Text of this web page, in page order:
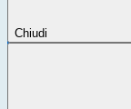
Chiudi